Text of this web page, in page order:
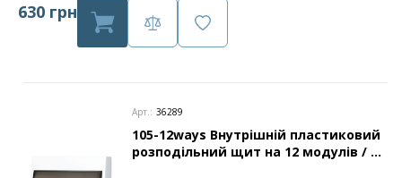
630 грн
Арт.: 36289
105-12ways Внутрішній пластиковий
розподільний щит на 12 модулів / з